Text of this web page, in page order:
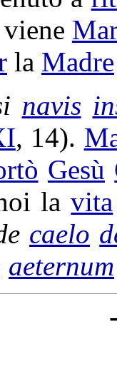
la Madre
navis
, 14).
Gesù
lavita
caelo
aeternum